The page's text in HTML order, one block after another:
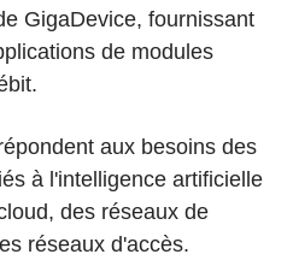
GigaDevice, fournissant
de modules
aux besoins des
à l'intelligence artificielle
des réseaux de
réseaux d'accès.